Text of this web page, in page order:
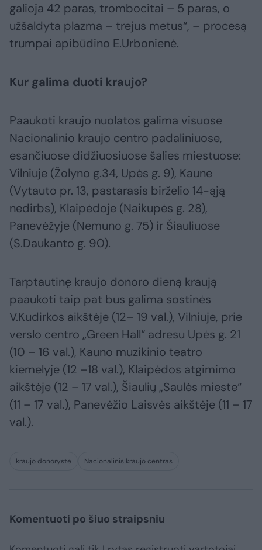
galioja 42 paras, trombocitai – 5 paras, o
užšaldyta plazma – trejus metus“, – procesą
trumpai apibūdino E.Urbonienė.
Kur galima duoti kraujo?
Paaukoti kraujo nuolatos galima visuose
Nacionalinio kraujo centro padaliniuose,
esančiuose didžiuosiuose šalies miestuose:
Vilniuje (Žolyno g.34, Upės g. 9), Kaune
(Vytauto pr. 13, pastarasis birželio 14-ąją
nedirbs), Klaipėdoje (Naikupės g. 28),
Panevėžyje (Nemuno g. 75) ir Šiauliuose
(S.Daukanto g. 90).
Tarptautinę kraujo donoro dieną kraują
paaukoti taip pat bus galima sostinės
V.Kudirkos aikštėje (12– 19 val.), Vilniuje, prie
verslo centro „Green Hall“ adresu Upės g. 21
(10 – 16 val.), Kauno muzikinio teatro
kiemelyje (12 –18 val.), Klaipėdos atgimimo
aikštėje (12 – 17 val.), Šiaulių „Saulės mieste“
(11 – 17 val.), Panevėžio Laisvės aikštėje (11 – 17
val.).
kraujo donorystė Nacionalinis kraujo centras
Komentuoti po šiuo straipsniu